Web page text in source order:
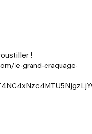
!
le-grand-craquage-